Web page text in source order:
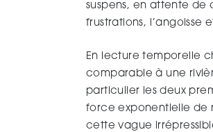
suspens, en attente de
frustrations, l’angoisse
En lecture temporelle
comparable à une
particulier les deux
force exponentielle de
cette vague